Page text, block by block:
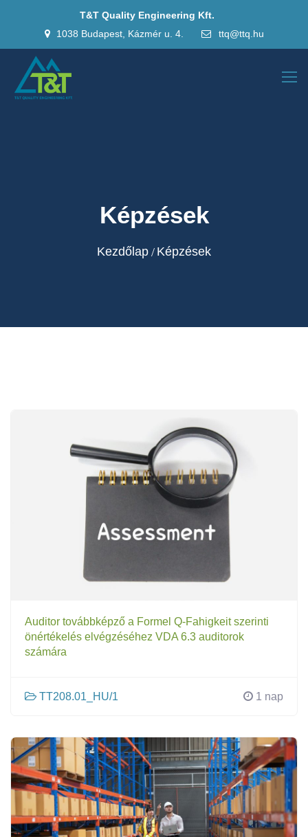
T&T Quality Engineering Kft.
1038 Budapest, Kázmér u. 4.
ttq@ttq.hu
Képzések
Kezdőlap Képzések
Auditor továbbképző a Formel Q-Fahigkeit szerinti
önértékelés elvégzéséhez VDA 6.3 auditorok
számára
TT208.01_HU/1 1 nap